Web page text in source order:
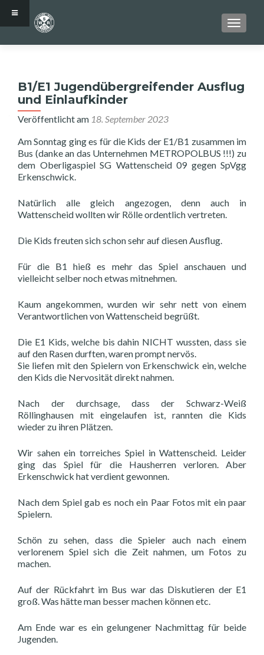
B1/E1 Jugendübergreifender Ausflug
und Einlaufkinder
Veröffentlicht am 18. September 2023
Am Sonntag ging es für die Kids der E1/B1 zusammen im
Bus (danke an das Unternehmen METROPOLBUS !!!) zu
dem Oberligaspiel SG Wattenscheid 09 gegen SpVgg
Erkenschwick.
Natürlich alle gleich angezogen, denn auch in
Wattenscheid wollten wir Rölle ordentlich vertreten.
Die Kids freuten sich schon sehr auf diesen Ausflug.
Für die B1 hieß es mehr das Spiel anschauen und
vielleicht selber noch etwas mitnehmen.
Kaum angekommen, wurden wir sehr nett von einem
Verantwortlichen von Wattenscheid begrüßt.
Die E1 Kids, welche bis dahin NICHT wussten, dass sie
auf den Rasen durften, waren prompt nervös.
Sie liefen mit den Spielern von Erkenschwick ein, welche
den Kids die Nervosität direkt nahmen.
Nach der durchsage, dass der Schwarz-Weiß
Röllinghausen mit eingelaufen ist, rannten die Kids
wieder zu ihren Plätzen.
Wir sahen ein torreiches Spiel in Wattenscheid. Leider
ging das Spiel für die Hausherren verloren. Aber
Erkenschwick hat verdient gewonnen.
Nach dem Spiel gab es noch ein Paar Fotos mit ein paar
Spielern.
Schön zu sehen, dass die Spieler auch nach einem
verlorenem Spiel sich die Zeit nahmen, um Fotos zu
machen.
Auf der Rückfahrt im Bus war das Diskutieren der E1
groß. Was hätte man besser machen können etc.
Am Ende war es ein gelungener Nachmittag für beide
Jugenden.